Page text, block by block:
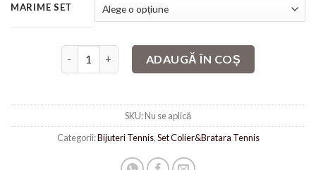
MARIME SET
Cantitate Set Bijuterii Colier&Bratara Tennis
ADAUGĂ ÎN COȘ
SKU:Nu se aplică
Categorii:Bijuteri Tennis,Set Colier&Bratara Tennis